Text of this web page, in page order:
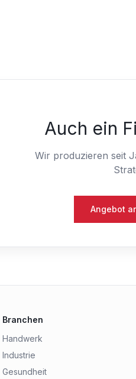
Auch ein
Wir produzieren seit
Angebot
Branchen
Handwerk
Industrie
Gesundheit